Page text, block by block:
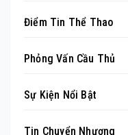
Điểm Tin Thể Thao
Phỏng Vấn Cầu Thủ
Sự Kiện Nổi Bật
Tin Chuyển Nhượng